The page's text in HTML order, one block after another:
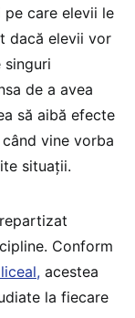
care elevii le
dacă elevii vor
singuri
de a avea
să aibă efecte
vine vorba
situații.
Conform
acestea
la fiecare